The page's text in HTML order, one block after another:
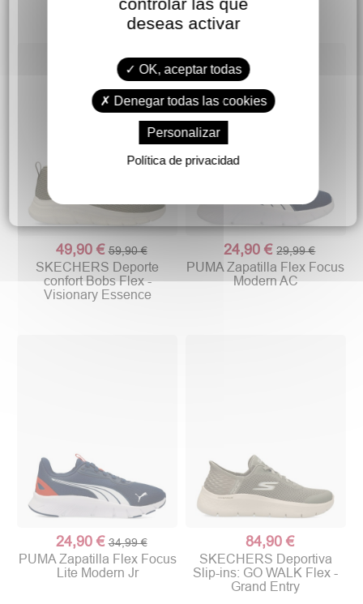
49,90 € 59,90 €
SKECHERS Deporte
confort Bobs Flex -
Visionary Essence
24,90 € 29,99 €
PUMA Zapatilla Flex Focus
Modern AC
24,90 € 34,99 €
PUMA Zapatilla Flex Focus
Lite Modern Jr
84,90 €
SKECHERS Deportiva
Slip-ins: GO WALK Flex -
Grand Entry
deseas activar
OK, aceptar todas
Denegar todas las cookies
Personalizar
Política de privacidad